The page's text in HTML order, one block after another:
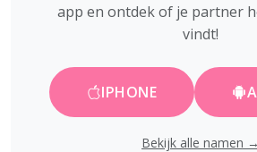
app en ontdek of je partner
vindt!
IPHONE
Bekijk alle namen →